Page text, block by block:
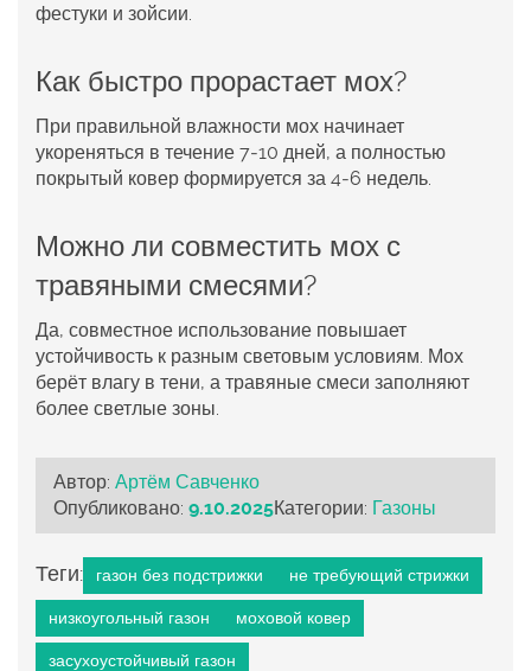
фестуки и зойсии.
Как быстро прорастает мох?
При правильной влажности мох начинает
укореняться в течение 7‑10 дней, а полностью
покрытый ковер формируется за 4‑6 недель.
Можно ли совместить мох с
травяными смесями?
Да, совместное использование повышает
устойчивость к разным световым условиям. Мох
берёт влагу в тени, а травяные смеси заполняют
более светлые зоны.
Автор: Артём Савченко
Опубликовано: 9.10.2025Категории: Газоны
Теги: газон без подстрижки не требующий стрижки
низкоугольный газон моховой ковер
засухоустойчивый газон